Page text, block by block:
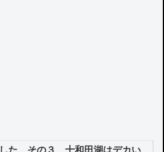
した その３ 十和田湖はデカい